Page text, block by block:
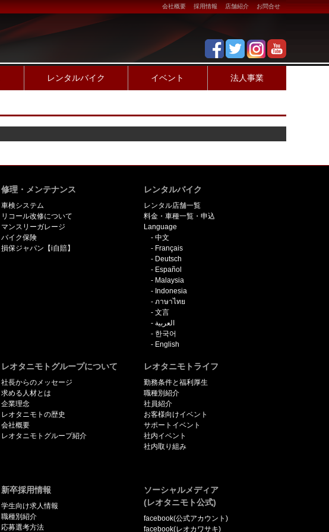
会社概要 採用情報 店舗紹介 お問合せ
レンタルバイク イベント 法人事業
修理・メンテナンス
車検システム
リコール改修について
マンスリーガレージ
バイク保険
損保ジャパン【i自賠】
レンタルバイク
レンタル店舗一覧
料金・車種一覧・申込
Language
中文
Français
Deutsch
Español
Malaysia
Indonesia
ภาษาไทย
文言
العربية
한국어
English
レオタニモトグループについて
社長からのメッセージ
求める人材とは
企業理念
レオタニモトの歴史
会社概要
レオタニモトグループ紹介
レオタニモトライフ
勤務条件と福利厚生
職種別紹介
社員紹介
お客様向けイベント
サポートイベント
社内イベント
社内取り組み
新卒採用情報
学生向け求人情報
職種別紹介
応募選考方法
ソーシャルメディア
(レオタニモト公式)
facebook(公式アカウント)
facebook(レオカワサキ)